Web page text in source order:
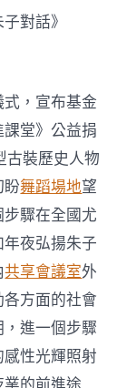
對話》
，宣布基金
堂》公益捐
古裝歷史人物
盼舞蹈場地望
驟在全國尤
夜弘揚朱子
共享會議室外
方面的社會
進一個步驟
性光輝照射